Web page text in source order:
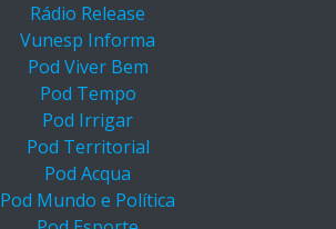
Rádio Release
Vunesp Informa
Pod Viver Bem
Pod Tempo
Pod Irrigar
Pod Territorial
Pod Acqua
Pod Mundo e Política